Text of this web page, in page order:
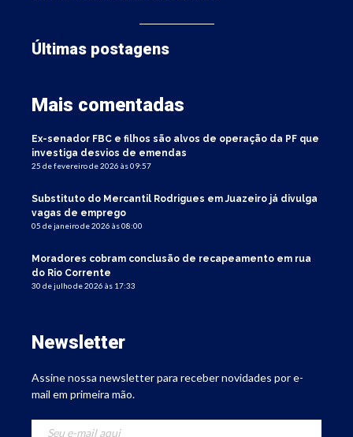
Últimas postagens
Mais comentadas
Ex-senador FBC e filhos são alvos de operação da PF que
investiga desvios de emendas
25 de fevereiro de 2026 às 09:57
Substituto do Mercantil Rodrigues em Juazeiro já divulga
vagas de emprego
05 de janeiro de 2026 às 08:00
Moradores cobram conclusão de recapeamento em rua
do Rio Corrente
30 de julho de 2026 às 17:33
Newsletter
Assine nossa newsletter para receber novidades por e-
mail em primeira mão.